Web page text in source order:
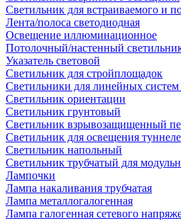
Светильник для встраиваемого и
Лента/полоса светодиодная
Освещение иллюминационное
Потолочный/настенный
Указатель световой
Светильник для стройплощадок
Светильники для линейных
Светильник ориентации
Светильник грунтовый
Светильник взрывозащищенный
Светильник для освещения
Светильник напольный
Светильник трубчатый для
Лампочки
Лампа накаливания трубчатая
Лампа металлогалогенная
Лампа галогенная сетевого